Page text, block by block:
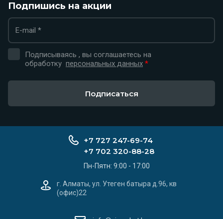
Подпишись на акции
Подписываясь , вы соглашаетесь на
обработку персональных данных *
Подписаться
+7 727 247-69-74
+7 702 320-88-28
Пн-Пятн: 9:00 - 17:00
г. Алматы, ул. Утеген батыра д.96, кв
(офис)22